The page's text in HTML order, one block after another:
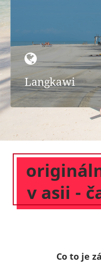
Langkawi
v asii -
Co to je